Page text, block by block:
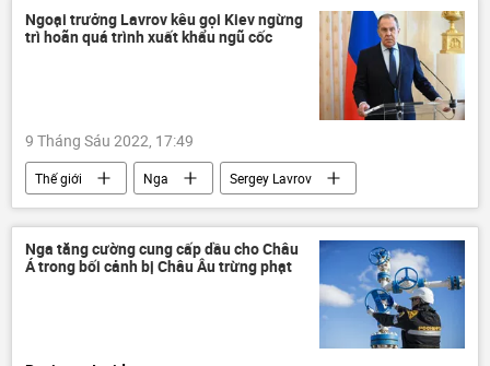
Pháp luật
Bộ Y Tế Việt Nam y tế
Ngoại trưởng Lavrov kêu gọi Kiev ngừng
trì hoãn quá trình xuất khẩu ngũ cốc
9 Tháng Sáu 2022, 17:49
Thế giới Nga
Sergey Lavrov
Ukraina
Bộ Ngoại giao Nga
Cuộc khủng hoảng ở Ukraina
ngũ cốc
lương thực
Kinh tế
Nga tăng cường cung cấp dầu cho Châu
Á trong bối cảnh bị Châu Âu trừng phạt